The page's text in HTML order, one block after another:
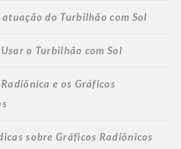
do Turbilhão com Sol
o Turbilhão com Sol
e os Gráficos
sobre Gráficos Radiônicos